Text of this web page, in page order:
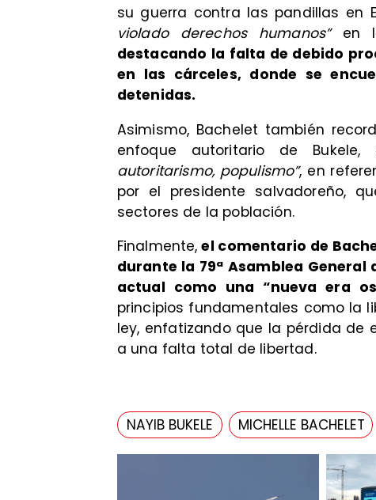
su guerra contra las pandillas en
violado derechos humanos”en
destacando la falta de debido
en las cárceles, donde se
detenidas.
Asimismo, Bachelet también
enfoque autoritario de Bukele,
autoritarismo, populismo”, en
por el presidente salvadoreño,
sectores de la población.
Finalmente, el comentario de
durante la 79ª Asamblea General
actual como una “nueva era
principios fundamentales como la
ley, enfatizando que la pérdida de
a una falta total de libertad.
NAYIB BUKELE MICHELLE BACHELET